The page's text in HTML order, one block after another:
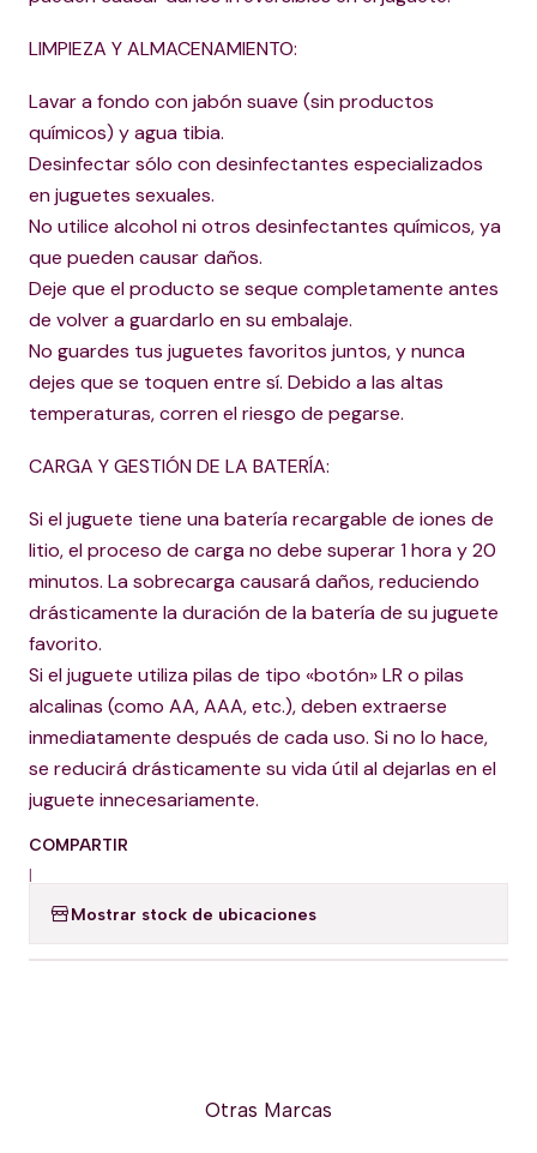
LIMPIEZA Y ALMACENAMIENTO:
Lavar a fondo con jabón suave (sin productos
químicos) y agua tibia.
Desinfectar sólo con desinfectantes especializados
en juguetes sexuales.
No utilice alcohol ni otros desinfectantes químicos, ya
que pueden causar daños.
Deje que el producto se seque completamente antes
de volver a guardarlo en su embalaje.
No guardes tus juguetes favoritos juntos, y nunca
dejes que se toquen entre sí. Debido a las altas
temperaturas, corren el riesgo de pegarse.
CARGA Y GESTIÓN DE LA BATERÍA:
Si el juguete tiene una batería recargable de iones de
litio, el proceso de carga no debe superar 1 hora y 20
minutos. La sobrecarga causará daños, reduciendo
drásticamente la duración de la batería de su juguete
favorito.
Si el juguete utiliza pilas de tipo «botón» LR o pilas
alcalinas (como AA, AAA, etc.), deben extraerse
inmediatamente después de cada uso. Si no lo hace,
se reducirá drásticamente su vida útil al dejarlas en el
juguete innecesariamente.
COMPARTIR
|
Mostrar stock de ubicaciones
Otras Marcas